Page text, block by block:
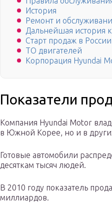
История
Ремонт и
Дальнейшая история
Старт продаж в России
ТО двигателей
Корпорация Hyundai
Показатели
Компания Hyundai Motor
в Южной Корее, но и в
Готовые автомобили
десяткам тысяч людей.
В 2010 году показатель
миллиардов.